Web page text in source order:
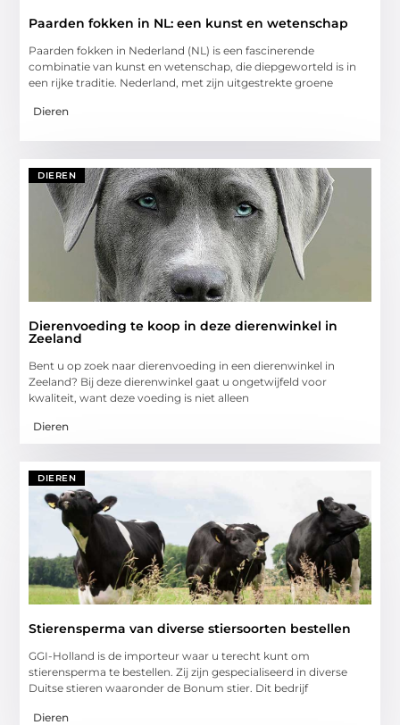
Paarden fokken in NL: een kunst en wetenschap
Paarden fokken in Nederland (NL) is een fascinerende
combinatie van kunst en wetenschap, die diepgeworteld is in
een rijke traditie. Nederland, met zijn uitgestrekte groene
Dieren
DIEREN
Dierenvoeding te koop in deze dierenwinkel in
Zeeland
Bent u op zoek naar dierenvoeding in een dierenwinkel in
Zeeland? Bij deze dierenwinkel gaat u ongetwijfeld voor
kwaliteit, want deze voeding is niet alleen
Dieren
DIEREN
Stierensperma van diverse stiersoorten bestellen
GGI-Holland is de importeur waar u terecht kunt om
stierensperma te bestellen. Zij zijn gespecialiseerd in diverse
Duitse stieren waaronder de Bonum stier. Dit bedrijf
Dieren